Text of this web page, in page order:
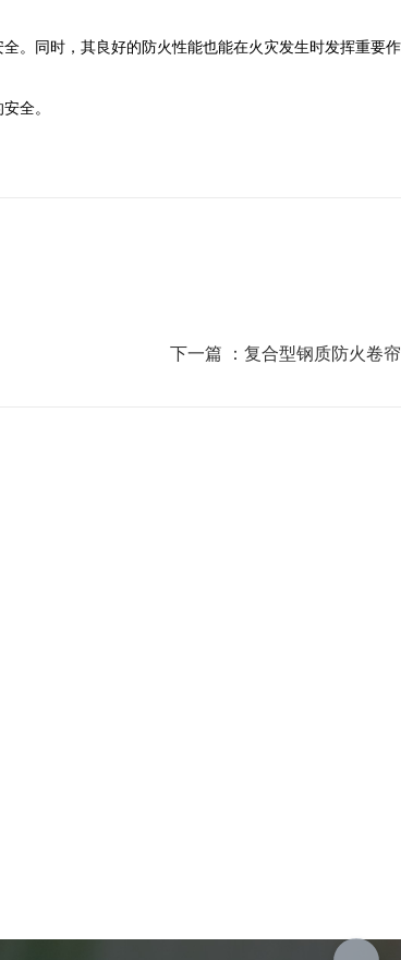
。同时，其良好的防火性能也能在火灾发生时发挥重要作
全。
下一篇 ： 复合型钢质防火卷帘